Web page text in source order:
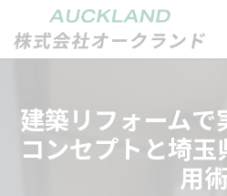
建築リフォームで
コンセプトと埼
用術